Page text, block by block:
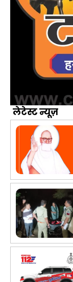
लेटेस्ट न्यूज़